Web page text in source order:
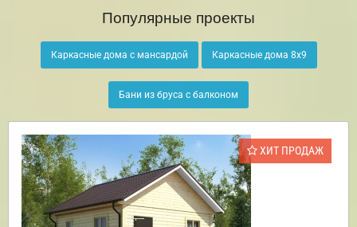
Популярные проекты
Каркасные дома с мансардой Каркасные дома 8х9
Бани из бруса с балконом
ХИТ ПРОДАЖ